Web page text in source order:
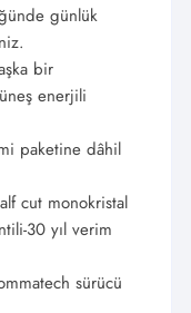
günlük
bir
enerjili
paketine dâhil
cut monokristal
30 yıl verim
sürücü